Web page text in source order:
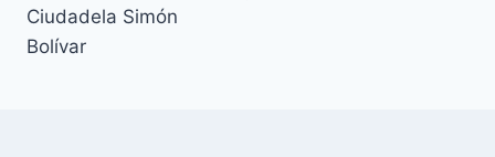
Ciudadela Simón
Bolívar